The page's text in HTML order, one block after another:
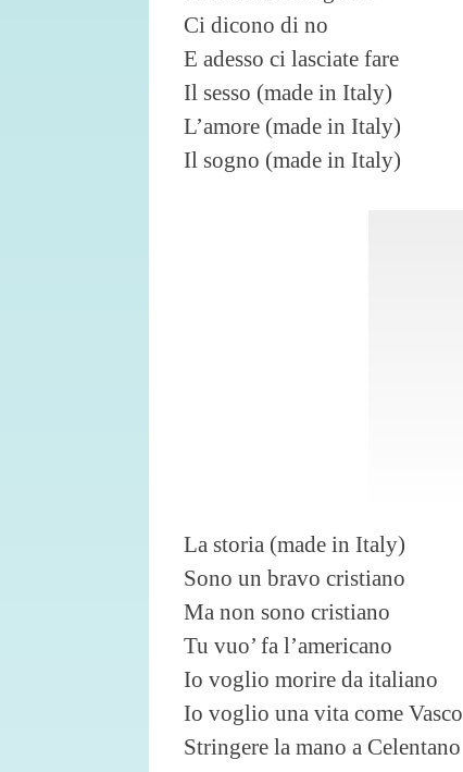
Ci dicono di no
E adesso ci lasciate fare
Il sesso (made in Italy)
L’amore (made in Italy)
Il sogno (made in Italy)
La storia (made in Italy)
Sono un bravo cristiano
Ma non sono cristiano
Tu vuo’ fa l’americano
Io voglio morire da italiano
Io voglio una vita come Vasco
Stringere la mano a Celentano